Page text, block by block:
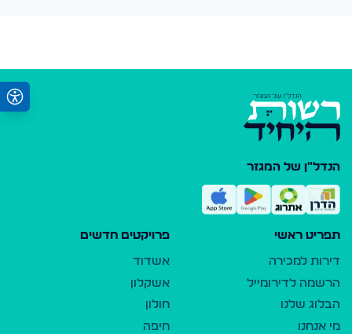
הנדל"ן של המגזר
תפריט ראשי
דירות למכירה
הרשמה לדירומייל
הבלוג שלנו
מי אנחנו
פרויקטים חדשים
אשדוד
אשקלון
חולון
חיפה